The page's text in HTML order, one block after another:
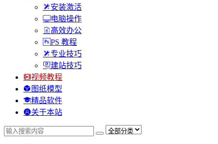
安装激活
电脑操作
高效办公
PS 教程
专业技巧
建站技巧
视频教程
图纸模型
精品软件
关于本站